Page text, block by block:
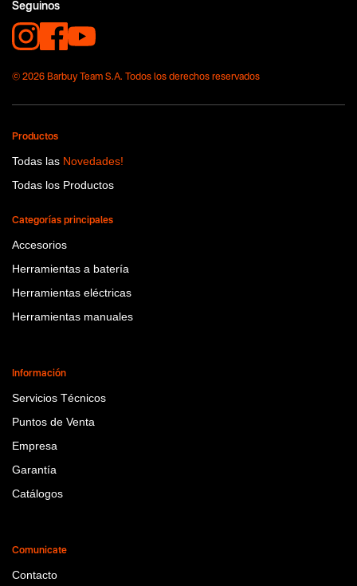
Seguinos
© 2026 Barbuy Team S.A. Todos los derechos reservados
Productos
Todas las Novedades!
Todas los Productos
Categorías principales
Accesorios
Herramientas a batería
Herramientas eléctricas
Herramientas manuales
Información
Servicios Técnicos
Puntos de Venta
Empresa
Garantía
Catálogos
Comunicate
Contacto